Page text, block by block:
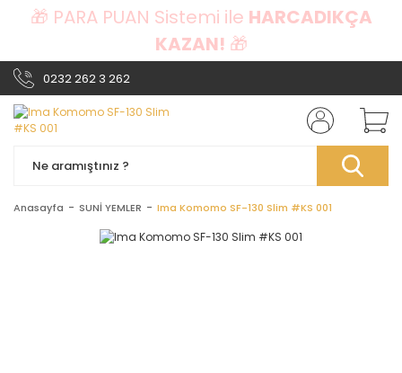
🎁 PARA PUAN Sistemi ile HARCADIKÇA
KAZAN! 🎁
0232 262 3 262
Anasayfa SUNİ YEMLER Ima Komomo SF-130 Slim #KS 001